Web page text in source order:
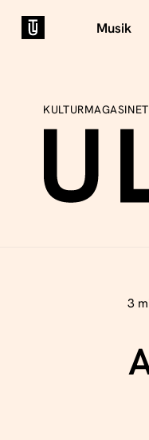
Musik
KULTURMAGASINET
3